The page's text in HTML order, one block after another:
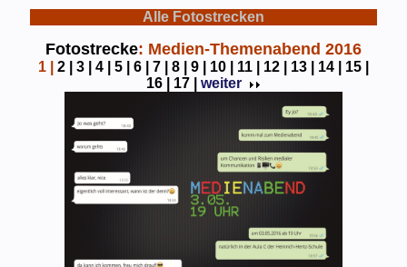
Alle Fotostrecken
Fotostrecke: Medien-Themenabend 2016
1 2 | 3 | 4 | 5 | 6 | 7 | 8 | 9 | 10 | 11 | 12 | 13 | 14 |
15 |
16 |
17 | weiter